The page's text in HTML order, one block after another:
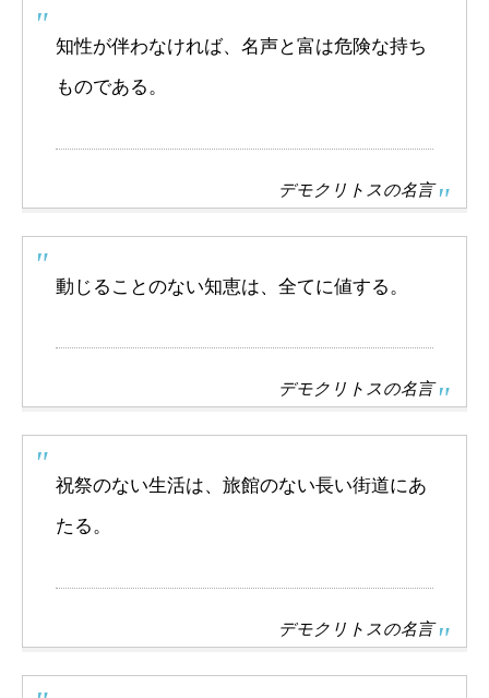
知性が伴わなければ、名声と富は危険な持ち
ものである。
デモクリトスの名言
動じることのない知恵は、全てに値する。
デモクリトスの名言
祝祭のない生活は、旅館のない長い街道にあ
たる。
デモクリトスの名言